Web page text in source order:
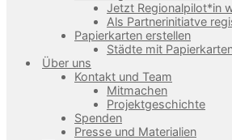
Jetzt Regionalpilot*in
Als Partnerinitiatve
Papierkarten erstellen
Städte mit
Über uns
Kontakt und Team
Mitmachen
Projektgeschichte
Spenden
Presse und Materialien